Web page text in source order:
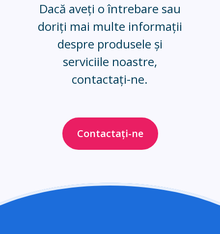
Dacă aveți o întrebare sau
doriți mai multe informații
despre produsele și
serviciile noastre,
contactați-ne.
Contactați-ne